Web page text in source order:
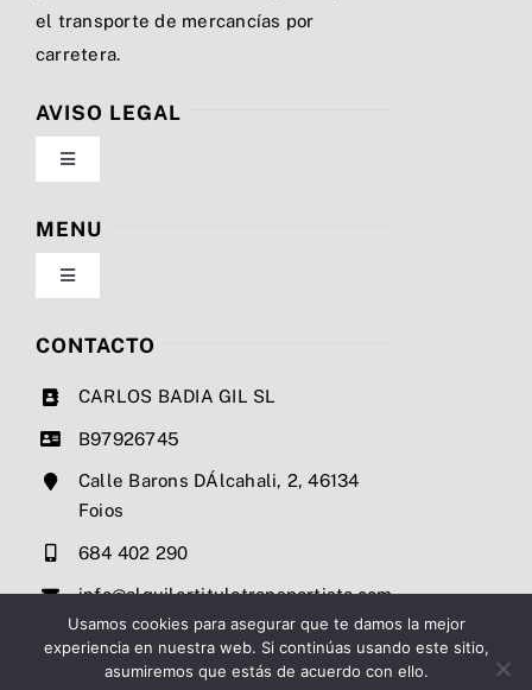
el transporte de mercancías por
carretera.
AVISO LEGAL
Toggle
Navigation
Política de privacidad
Condiciones de uso
MENU
Toggle
Navigation
Nosotros
Precios
Contacto
CONTACTO
CARLOS BADIA GIL SL
B97926745
Calle Barons DÁlcahali, 2, 46134
Foios
684 402 290
info@alquilertitulotransportista.com
Usamos cookies para asegurar que te damos la mejor
experiencia en nuestra web. Si continúas usando este sitio,
asumiremos que estás de acuerdo con ello.